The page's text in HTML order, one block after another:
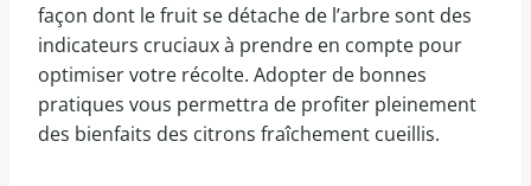
façon dont le fruit se détache de l’arbre sont des
indicateurs cruciaux à prendre en compte pour
optimiser votre récolte. Adopter de bonnes
pratiques vous permettra de profiter pleinement
des bienfaits des citrons fraîchement cueillis.